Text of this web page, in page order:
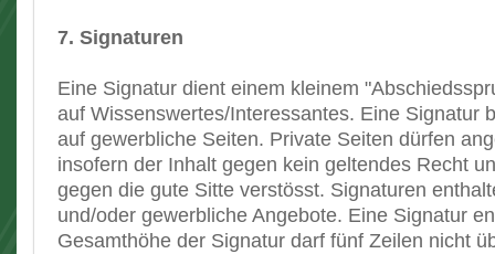
7. Signaturen
Eine Signatur dient einem kleinem
auf Wissenswertes/Interessantes. Eine Signatur
auf gewerbliche Seiten. Private Seiten dürfen
insofern der Inhalt gegen kein geltendes Recht
gegen die gute Sitte verstösst. Signaturen
und/oder gewerbliche Angebote. Eine Signatur
Gesamthöhe der Signatur darf fünf Zeilen nicht